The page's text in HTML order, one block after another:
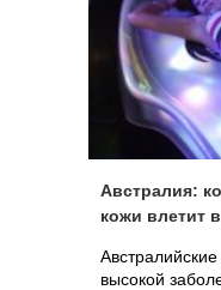
Австралия:
кожи влетит
высокой